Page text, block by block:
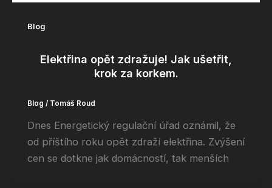
Blog
Elektřina opět zdražuje! Jak ušetřit,
krok za korkem.
Blog / Tomáš Roud
Dnes Energetický regulační úřad oznámil, že
od příštího roku opět zdraží elektřina. Zvýšení
cen se dotkne jak domácností, tak menších